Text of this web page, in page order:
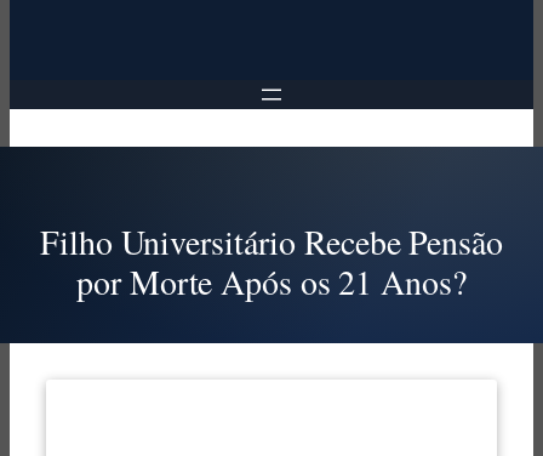
Filho Universitário Recebe Pensão
por Morte Após os 21 Anos?